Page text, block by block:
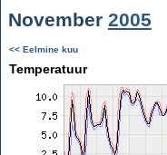
November 2005
<< Eelmine kuu
Temperatuur